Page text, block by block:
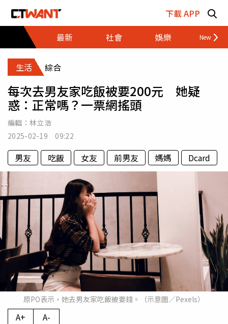
下載 APP
最新
社會 娛樂 財經
生活 綜合
每次去男友家吃飯被要200元 她疑
惑：正常嗎？一票網搖頭
編輯： 林立浩
2025-02-19 09:22
男友 吃飯 女友 前男友 媽媽 Dcard
原PO表示，她去男友家吃飯被要錢。（示意圖／Pexels）
A+ A-